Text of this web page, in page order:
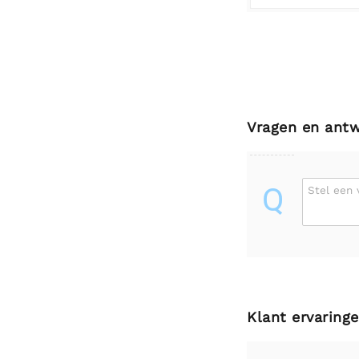
Vragen en
Q Stel een
Klant